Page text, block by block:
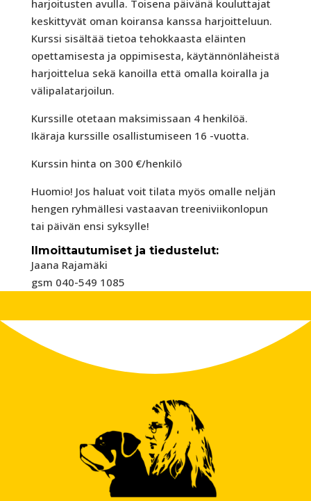
harjoitusten avulla. Toisena päivänä kouluttajat
keskittyvät oman koiransa kanssa harjoitteluun.
Kurssi sisältää tietoa tehokkaasta eläinten
opettamisesta ja oppimisesta, käytännönläheistä
harjoittelua sekä kanoilla että omalla koiralla ja
välipalatarjoilun.
Kurssille otetaan maksimissaan 4 henkilöä.
Ikäraja kurssille osallistumiseen 16 -vuotta.
Kurssin hinta on 300 €/henkilö
Huomio! Jos haluat voit tilata myös omalle neljän
hengen ryhmällesi vastaavan treeniviikonlopun
tai päivän ensi syksylle!
Ilmoittautumiset ja tiedustelut:
Jaana Rajamäki
gsm 040-549 1085